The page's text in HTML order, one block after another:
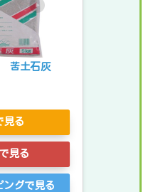
　苦土石灰
見る
見る
ングで見る